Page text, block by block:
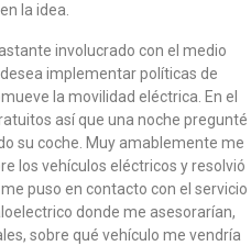
la idea.
involucrado con el medio
implementar políticas de
la movilidad eléctrica. En el
así que una noche pregunté
su coche. Muy amablemente me
los vehículos eléctricos y resolvió
puso en contacto con el servicio
donde me asesorarían,
sobre qué vehículo me vendría